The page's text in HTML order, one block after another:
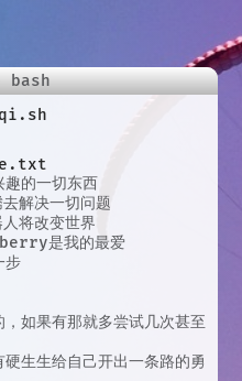
bash
趣的一切东西
解决一切问题
将改变世界
是我的最爱
步
如果有那就多尝试几次甚至
生生给自己开出一条路的勇